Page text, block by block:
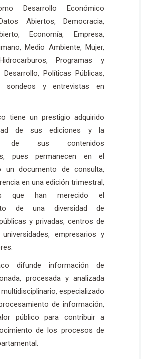
Desarrollo Económico
Abiertos, Democracia,
Economía, Empresa,
Medio Ambiente, Mujer,
Programas y
Políticas Públicas,
sondeos y entrevistas en
tiene un prestigio adquirido
de sus ediciones y la
de sus contenidos
pues permanecen en el
un documento de consulta,
en una edición trimestral,
que han merecido el
de una diversidad de
y privadas, centros de
universidades, empresarios y
difunde información de
procesada y analizada
especializado
de información,
público para contribuir a
de los procesos de